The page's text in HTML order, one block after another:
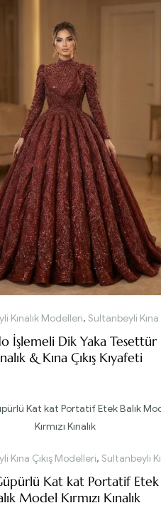
Kınalık Modelleri, Sultanbeyli Kına Çıkış Modelleri
İşlemeli Dik Yaka Tesettür
& Kına Çıkış Kıyafeti
Kına Çıkış Modelleri, Sultanbeyli Kınalık Modelleri
Kat kat Portatif Etek
Model Kırmızı Kınalık